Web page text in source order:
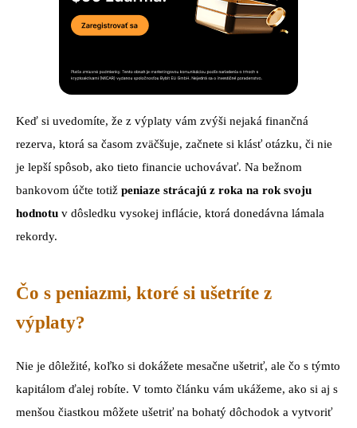
Keď si uvedomíte, že z výplaty vám zvýši nejaká finančná
rezerva, ktorá sa časom zväčšuje, začnete si klásť otázku, či nie
je lepší spôsob, ako tieto financie uchovávať. Na bežnom
bankovom účte totiž peniaze strácajú z roka na rok svoju
hodnotu v dôsledku vysokej inflácie, ktorá donedávna lámala
rekordy.
Čo s peniazmi, ktoré si ušetríte z
výplaty?
Nie je dôležité, koľko si dokážete mesačne ušetriť, ale čo s týmto
kapitálom ďalej robíte. V tomto článku vám ukážeme, ako si aj s
menšou čiastkou môžete ušetriť na bohatý dôchodok a vytvoriť